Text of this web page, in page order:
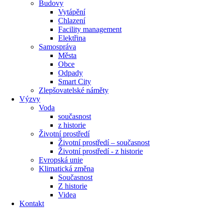
Budovy
Vytápění
Chlazení
Facility management
Elektřina
Samospráva
Města
Obce
Odpady
Smart City
Zlepšovatelské náměty
Výzvy
Voda
současnost
z historie
Životní prostředí
Životní prostředí – současnost
Životní prostředí ​- z historie
Evropská unie
Klimatická změna
Současnost
Z historie
Videa
Kontakt